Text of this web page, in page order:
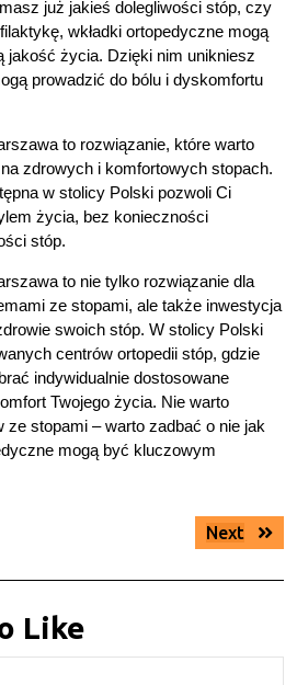
już jakieś dolegliwości stóp, czy
wkładki ortopedyczne mogą
jakość życia. Dzięki nim unikniesz
prowadzić do bólu i dyskomfortu
to rozwiązanie, które warto
zdrowych i komfortowych stopach.
w stolicy Polski pozwoli Ci
życia, bez konieczności
stóp.
to nie tylko rozwiązanie dla
ze stopami, ale także inwestycja
swoich stóp. W stolicy Polski
centrów ortopedii stóp, gdzie
indywidualnie dostosowane
Twojego życia. Nie warto
ze stopami – warto zadbać o nie jak
mogą być kluczowym
Next
Next
Like